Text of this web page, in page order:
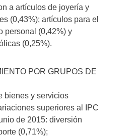
a artículos de joyería y
(0,43%); artículos para el
personal (0,42%) y
(0,25%).
POR GRUPOS DE
bienes y servicios
superiores al IPC
de 2015: diversión
(0,71%);